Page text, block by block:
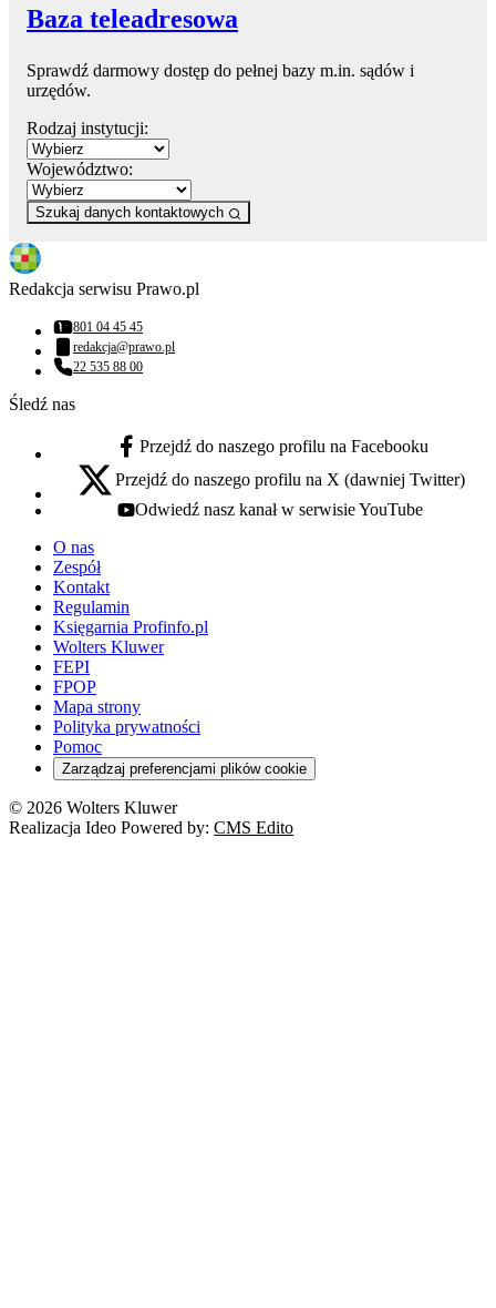
Baza teleadresowa
Sprawdź darmowy dostęp do pełnej bazy m.in. sądów i
urzędów.
Rodzaj instytucji:
Województwo:
Szukaj danych kontaktowych
Redakcja serwisu Prawo.pl
Numer telefonu:
801 04 45 45
Adres email:
redakcja@prawo.pl
Numer telefonu:
22 535 88 00
Śledź nas
facebook - otwiera się w nowej karcie
Przejdź do naszego profilu na Facebooku
x - otwiera się w nowej karcie
Przejdź do naszego profilu na X (dawniej Twitter)
youtube - otwiera się w nowej karcie
Odwiedź nasz kanał w serwisie YouTube
O nas
Zespół
Kontakt
Regulamin
Księgarnia Profinfo.pl
Wolters Kluwer
FEPI
FPOP
Mapa strony
Polityka prywatności
Pomoc
Zarządzaj preferencjami plików cookie
© 2026 Wolters Kluwer
Realizacja Ideo Powered by: CMS Edito